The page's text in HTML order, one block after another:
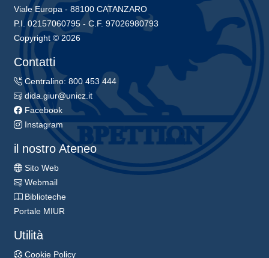
Viale Europa - 88100 CATANZARO
P.I. 02157060795 - C.F. 97026980793
Copyright © 2026
Contatti
Centralino: 800 453 444
dida.giur@unicz.it
Facebook
Instagram
il nostro Ateneo
Sito Web
Webmail
Biblioteche
Portale MIUR
Utilità
Cookie Policy